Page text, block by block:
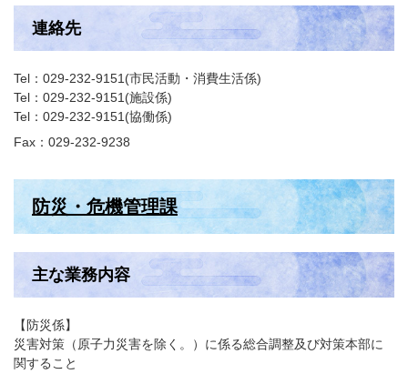
連絡先
Tel：029-232-9151 市民活動・消費生活係
Tel：029-232-9151 施設係
Tel：029-232-9151 協働係
Fax：029-232-9238
防災・危機管理課
主な業務内容
【防災係】
災害対策（原子力災害を除く。）に係る総合調整及び対策本部に
関すること